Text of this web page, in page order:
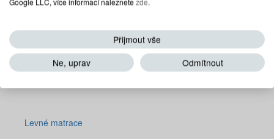
Levné matrace
Přijmout vše
Ne, uprav
Odmítnout